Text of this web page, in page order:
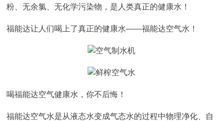
粉、无余氯、无化学污染物，是人类真正的健康水！
福能达让人们喝上了真正的健康水——福能达空气水！
喝福能达空气健康水，你不后悔！
福能达空气水是从液态水变成气态水的过程中物理净化、自